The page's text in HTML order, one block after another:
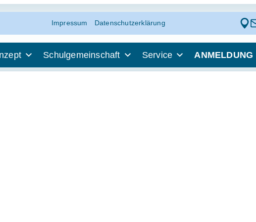
Impressum Datenschutzerklärung
Schulgemeinschaft Service ANMELDUNG